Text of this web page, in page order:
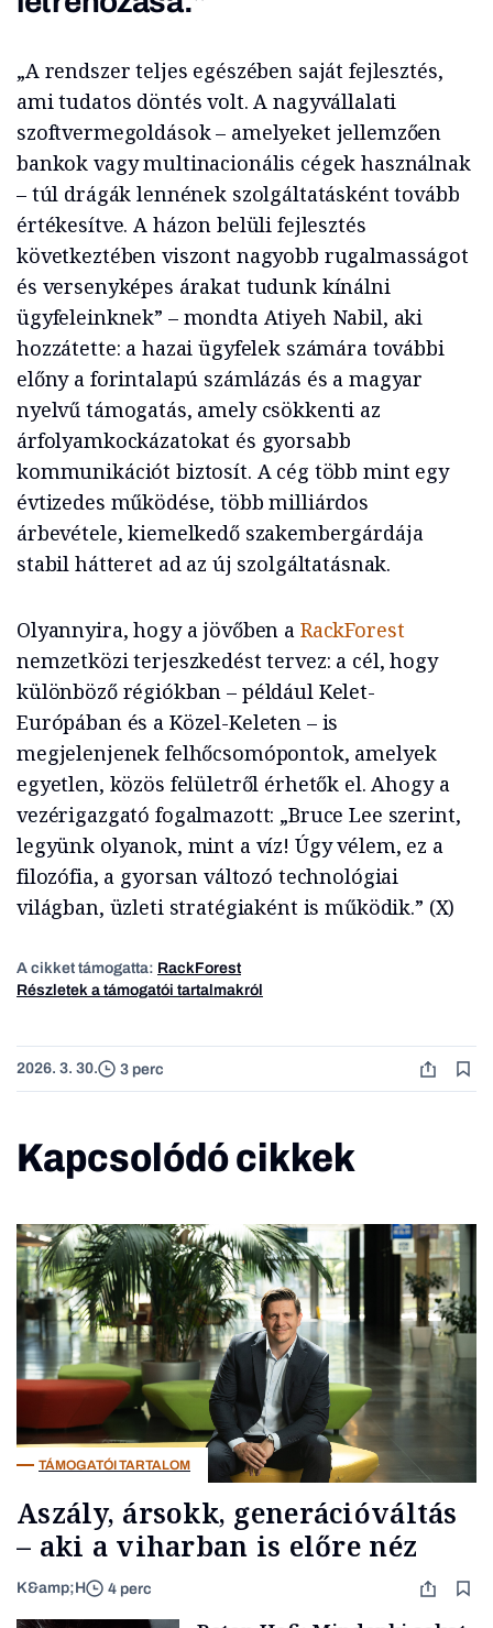
„A rendszer teljes egészében saját fejlesztés,
ami tudatos döntés volt. A nagyvállalati
szoftvermegoldások – amelyeket jellemzően
bankok vagy multinacionális cégek használnak
– túl drágák lennének szolgáltatásként tovább
értékesítve. A házon belüli fejlesztés
következtében viszont nagyobb rugalmasságot
és versenyképes árakat tudunk kínálni
ügyfeleinknek” – mondta Atiyeh Nabil, aki
hozzátette: a hazai ügyfelek számára további
előny a forintalapú számlázás és a magyar
nyelvű támogatás, amely csökkenti az
árfolyamkockázatokat és gyorsabb
kommunikációt biztosít. A cég több mint egy
évtizedes működése, több milliárdos
árbevétele, kiemelkedő szakembergárdája
stabil hátteret ad az új szolgáltatásnak.
Olyannyira, hogy a jövőben a RackForest
nemzetközi terjeszkedést tervez: a cél, hogy
különböző régiókban – például Kelet-
Európában és a Közel-Keleten – is
megjelenjenek felhőcsomópontok, amelyek
egyetlen, közös felületről érhetők el. Ahogy a
vezérigazgató fogalmazott: „Bruce Lee szerint,
legyünk olyanok, mint a víz! Úgy vélem, ez a
filozófia, a gyorsan változó technológiai
világban, üzleti stratégiaként is működik.” (X)
A cikket támogatta: RackForest
Részletek a támogatói tartalmakról
2026. 3. 30. 3 perc
Kapcsolódó cikkek
TÁMOGATÓI TARTALOM
Aszály, ársokk, generációváltás
– aki a viharban is előre néz
K&amp;H 4 perc